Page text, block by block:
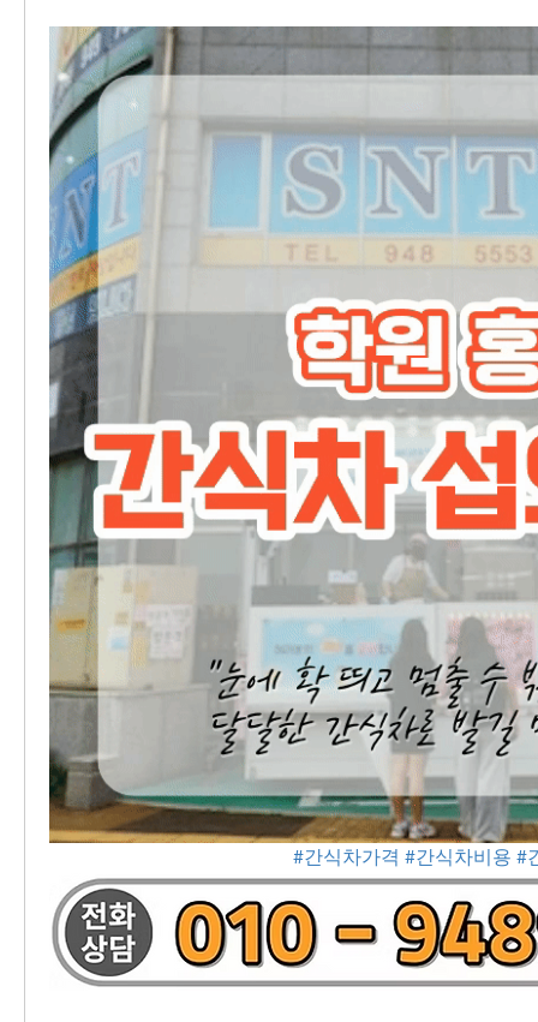
#간식차가격 #간식차비용 #